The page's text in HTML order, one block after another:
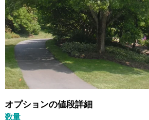
オプションの値段詳細
数量